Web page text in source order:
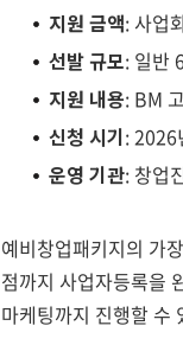
지원 금액: 사업
선발 규모: 일반
지원 내용: BM
신청 시기: 2026
운영 기관: 창업
예비창업패키지의 가
점까지 사업자등록을
마케팅까지 진행할 수